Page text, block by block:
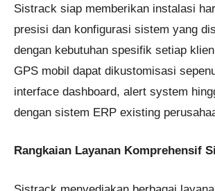
Sistrack siap memberikan instalasi
presisi dan konfigurasi sistem yang
dengan kebutuhan spesifik setiap
GPS mobil dapat dikustomisasi
interface dashboard, alert system
dengan sistem ERP existing
Rangkaian Layanan Komprehensif